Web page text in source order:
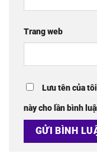
Trang web
Lưu tên của
này cho lần bình